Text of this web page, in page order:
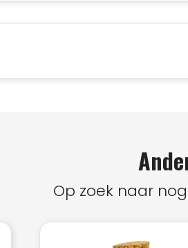
Op zoek naar